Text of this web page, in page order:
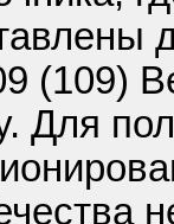
(109)
Для